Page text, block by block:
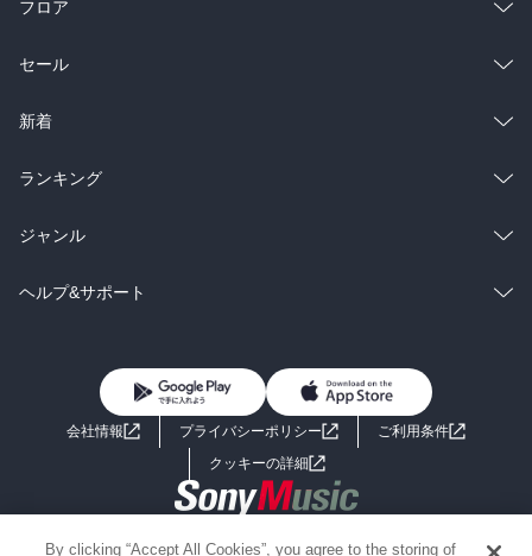
フロア
総合
ラノベ
雑誌・グラビア
BL・TL
セール
総合
ラノベ
雑誌・グラビア
BL・TL
新着
総合
ラノベ
雑誌・グラビア
ランキング
総合
ラノベ
ジャンル
コミック
ライトノベル 男子向けラノベ
小説
海外小説
ヘルプ&サポート
よくあるご質問 お問い合わせ
会社情報 プライバシーポリシー
ご利用条件
クッキーの詳細
Copyright 2017 - 2026 Sony Music Entertainment(Japan) Inc.
By clicking “Accept All Cookies”, you agree to the storing of